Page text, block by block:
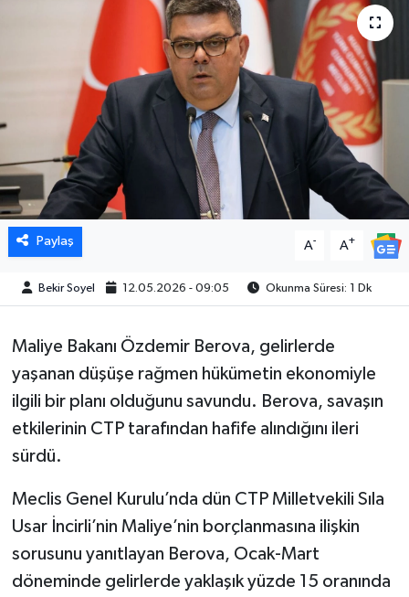
Paylaş A- A+
Bekir Soyel 12.05.2026 - 09:05 Okunma Süresi: 1 Dk
Maliye Bakanı Özdemir Berova, gelirlerde
yaşanan düşüşe rağmen hükümetin ekonomiyle
ilgili bir planı olduğunu savundu. Berova, savaşın
etkilerinin CTP tarafından hafife alındığını ileri
sürdü.
Meclis Genel Kurulu’nda dün CTP Milletvekili Sıla
Usar İncirli’nin Maliye’nin borçlanmasına ilişkin
sorusunu yanıtlayan Berova, Ocak-Mart
döneminde gelirlerde yaklaşık yüzde 15 oranında